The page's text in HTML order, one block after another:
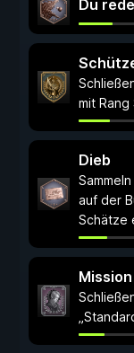
Du
mit Rang
Dieb
auf der
Schätze